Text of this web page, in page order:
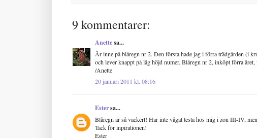
9 kommentarer:
Anettesa...
Är inne på blåregn nr 2. Den första hade jag i förra trädgården (i
och lever knappt på låg höjd numer. Blåregn nr 2, inköpt förra
/Anette
20 januari 2011 kl. 08:16
Estersa...
Blåregn är så vackert! Har inte vågat testa hos mig i zon III-IV,
Tack för inpirationen!
Ester